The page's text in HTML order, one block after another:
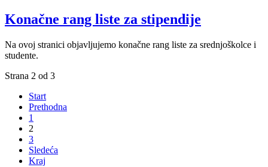
Konačne rang liste za stipendije
Na ovoj stranici objavljujemo konačne rang liste za srednjoškolce i
studente.
Strana 2 od 3
Start
Prethodna
1
2
3
Sledeća
Kraj